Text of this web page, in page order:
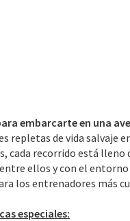
embarcarte en una
repletas de vida salvaje
cada recorrido está
ellos y con el
los entrenadores más
especiales: